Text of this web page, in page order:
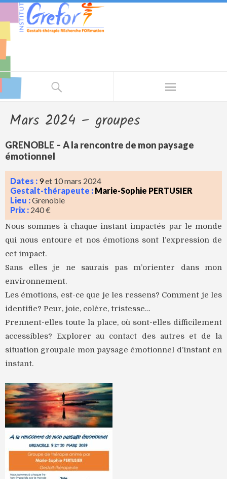
Mars 2024 – groupes
GRENOBLE – A la rencontre de mon paysage
émotionnel
Dates : 9et 10 mars 2024
Gestalt-thérapeute : Marie-Sophie PERTUSIER
Lieu :Grenoble
Prix : 240 €
Nous sommes à chaque instant impactés par le monde
qui nous entoure et nos émotions sont l’expression de
cet impact.
Sans elles je ne saurais pas m’orienter dans mon
environnement.
Les émotions, est-ce que je les ressens? Comment je les
identifie? Peur, joie, colère, tristesse…
Prennent-elles toute la place, où sont-elles difficilement
accessibles? Explorer au contact des autres et de la
situation groupale mon paysage émotionnel d’instant en
instant.